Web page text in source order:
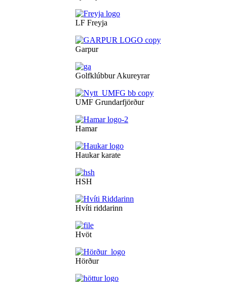
LF Freyja
Garpur
Golfklúbbur Akureyrar
UMF Grundarfjörður
Hamar
Haukar karate
HSH
Hvíti riddarinn
Hvöt
Hörður